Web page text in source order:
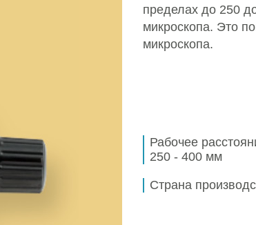
пределах до 250
микроскопа. Это
микроскопа.
Рабочее
250 - 400 мм
Страна